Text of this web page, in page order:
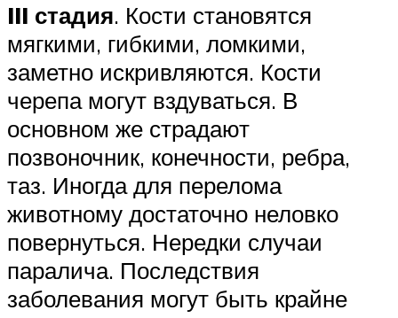
III стадия. Кости становятся
мягкими, гибкими, ломкими,
заметно искривляются. Кости
черепа могут вздуваться. В
основном же страдают
позвоночник, конечности, ребра,
таз. Иногда для перелома
животному достаточно неловко
повернуться. Нередки случаи
паралича. Последствия
заболевания могут быть крайне